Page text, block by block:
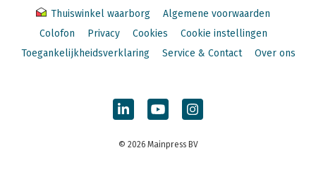
Thuiswinkel waarborg
Algemene voorwaarden
Colofon
Privacy Cookies
Cookie instellingen
Toegankelijkheidsverklaring
Service & Contact Over ons
© 2026 Mainpress BV